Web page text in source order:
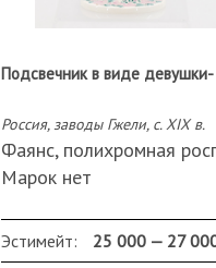
Россия, заводы Гжели, с. XIX в.
Фаянс, полихромная
Марок нет
Эстимейт: 25 000 — 27